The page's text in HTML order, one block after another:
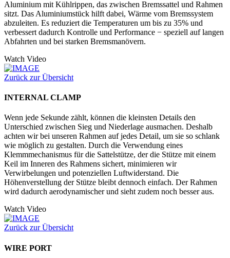
Aluminium mit Kühlrippen, das zwischen Bremssattel und Rahmen
sitzt. Das Aluminiumstück hilft dabei, Wärme vom Bremssystem
abzuleiten. Es reduziert die Temperaturen um bis zu 35% und
verbessert dadurch Kontrolle und Performance − speziell auf langen
Abfahrten und bei starken Bremsmanövern.
Watch Video
Zurück zur Übersicht
INTERNAL CLAMP
Wenn jede Sekunde zählt, können die kleinsten Details den
Unterschied zwischen Sieg und Niederlage ausmachen. Deshalb
achten wir bei unseren Rahmen auf jedes Detail, um sie so schlank
wie möglich zu gestalten. Durch die Verwendung eines
Klemmmechanismus für die Sattelstütze, der die Stütze mit einem
Keil im Inneren des Rahmens sichert, minimieren wir
Verwirbelungen und potenziellen Luftwiderstand. Die
Höhenverstellung der Stütze bleibt dennoch einfach. Der Rahmen
wird dadurch aerodynamischer und sieht zudem noch besser aus.
Watch Video
Zurück zur Übersicht
WIRE PORT